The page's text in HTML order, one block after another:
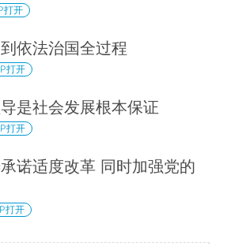
打开
依法治国全过程
打开
是社会发展根本保证
打开
诺适度改革 同时加强党的
打开